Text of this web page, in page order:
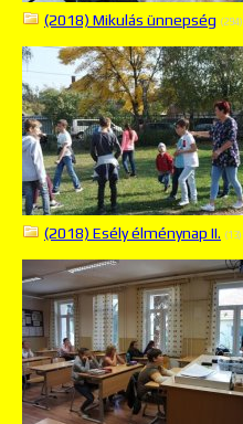
(2018) Mikulás ünnepség (294)
(2018) Esély élménynap II. (13)